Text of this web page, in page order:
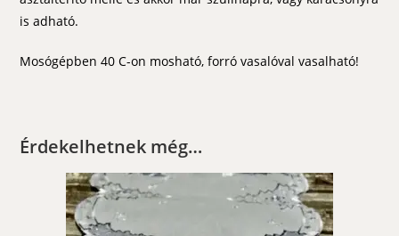
is adható.
Mosógépben 40 C-on mosható, forró vasalóval vasalható!
Érdekelhetnek még…